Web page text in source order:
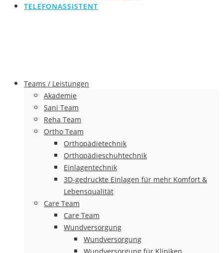
TELEFONASSISTENT
Teams / Leistungen
Akademie
Sani Team
Reha Team
Ortho Team
Orthopädietechnik
Orthopädieschuhtechnik
Einlagentechnik
3D-gedruckte Einlagen für mehr Komfort &
Lebensqualität
Care Team
Care Team
Wundversorgung
Wundversorgung
Wundversorgung für Kliniken